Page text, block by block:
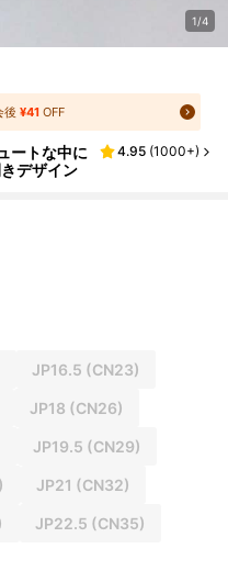
1/4
後¥41 OFF
ートな中に
デザイン
4.95 (1000+)
JP16.5 (CN23)
JP18 (CN26)
JP19.5 (CN29)
JP21 (CN32)
JP22.5 (CN35)